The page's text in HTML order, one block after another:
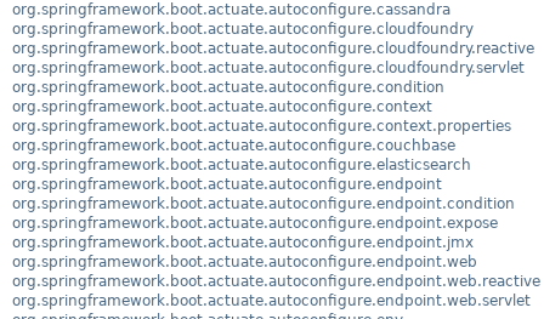
org.springframework.boot.actuate.autoconfigure.cassandra
org.springframework.boot.actuate.autoconfigure.cloudfoundry
org.springframework.boot.actuate.autoconfigure.cloudfoundry.reactive
org.springframework.boot.actuate.autoconfigure.cloudfoundry.servlet
org.springframework.boot.actuate.autoconfigure.condition
org.springframework.boot.actuate.autoconfigure.context
org.springframework.boot.actuate.autoconfigure.context.properties
org.springframework.boot.actuate.autoconfigure.couchbase
org.springframework.boot.actuate.autoconfigure.elasticsearch
org.springframework.boot.actuate.autoconfigure.endpoint
org.springframework.boot.actuate.autoconfigure.endpoint.condition
org.springframework.boot.actuate.autoconfigure.endpoint.expose
org.springframework.boot.actuate.autoconfigure.endpoint.jmx
org.springframework.boot.actuate.autoconfigure.endpoint.web
org.springframework.boot.actuate.autoconfigure.endpoint.web.reactive
org.springframework.boot.actuate.autoconfigure.endpoint.web.servlet